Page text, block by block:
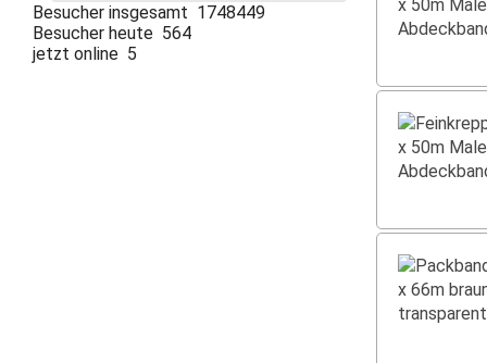
Besucher insgesamt 1748449
Besucher heute 564
jetzt online 5